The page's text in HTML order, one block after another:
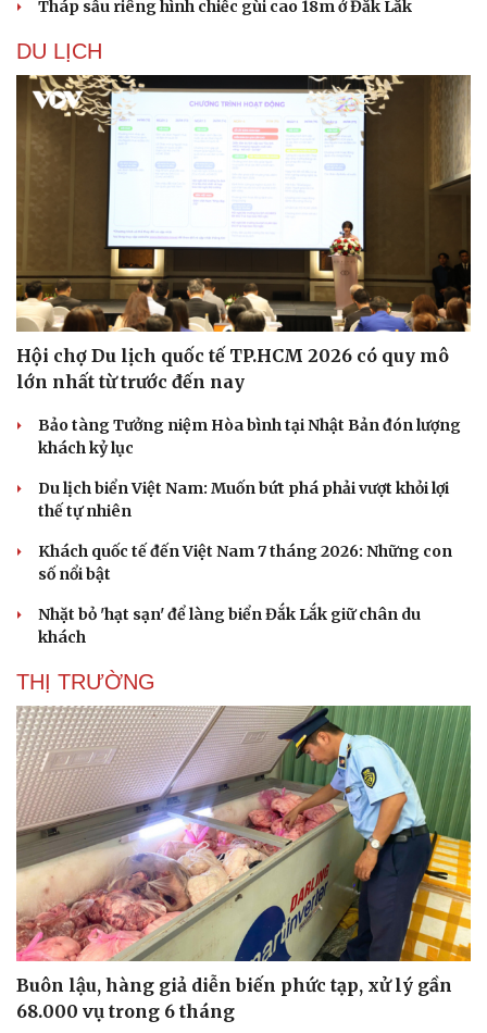
Du lịch
Tư vấn
Săn Tour
check-in
Podcast
Câu chuyện thời sự
Đọc truyện đêm khuya
Cửa sổ tình yêu
Hạt giống tâm hồn
Tháp sầu riêng hình chiếc gùi cao 18m ở Đắk Lắk
DU LỊCH
Hội chợ Du lịch quốc tế TP.HCM 2026 có quy mô
lớn nhất từ trước đến nay
Bảo tàng Tưởng niệm Hòa bình tại Nhật Bản đón lượng
khách kỷ lục
Du lịch biển Việt Nam: Muốn bứt phá phải vượt khỏi lợi
thế tự nhiên
Khách quốc tế đến Việt Nam 7 tháng 2026: Những con
số nổi bật
Nhặt bỏ 'hạt sạn' để làng biển Đắk Lắk giữ chân du
khách
THỊ TRƯỜNG
Buôn lậu, hàng giả diễn biến phức tạp, xử lý gần
68.000 vụ trong 6 tháng